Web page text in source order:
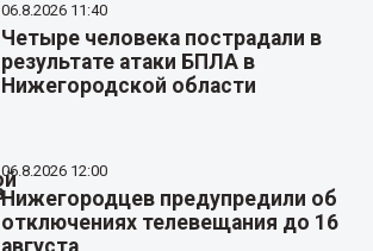
06.8.2026 11:40
Четыре человека пострадали в
результате атаки БПЛА в
Нижегородской области
06.8.2026 12:00
Нижегородцев предупредили об
отключениях телевещания до 16
августа